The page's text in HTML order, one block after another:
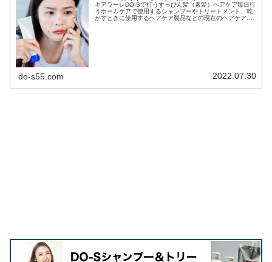
キアラーレDO-Sで行うすっぴん髪（素髪）ヘアケア毎日行
うホームケアで使用するシャンプーやトリートメント、乾
かすときに使用するヘアケア製品などの現在のヘアケア製
do-s55.com 2022.07.30